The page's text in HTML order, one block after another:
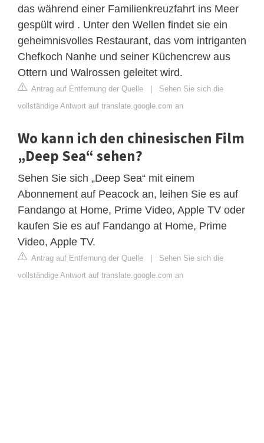
das während einer Familienkreuzfahrt ins Meer
gespült wird . Unter den Wellen findet sie ein
geheimnisvolles Restaurant, das vom intriganten
Chefkoch Nanhe und seiner Küchencrew aus
Ottern und Walrossen geleitet wird.
Antrag auf Entfernung der Quelle
Sehen Sie sich die
vollständige Antwort auf translate.google.com an
Wo kann ich den chinesischen Film
„Deep Sea“ sehen?
Sehen Sie sich „Deep Sea“ mit einem
Abonnement auf Peacock an, leihen Sie es auf
Fandango at Home, Prime Video, Apple TV oder
kaufen Sie es auf Fandango at Home, Prime
Video, Apple TV.
Antrag auf Entfernung der Quelle
Sehen Sie sich die
vollständige Antwort auf translate.google.com an